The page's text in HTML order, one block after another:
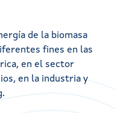
de la biomasa
fines en las
en el sector
en la industria y